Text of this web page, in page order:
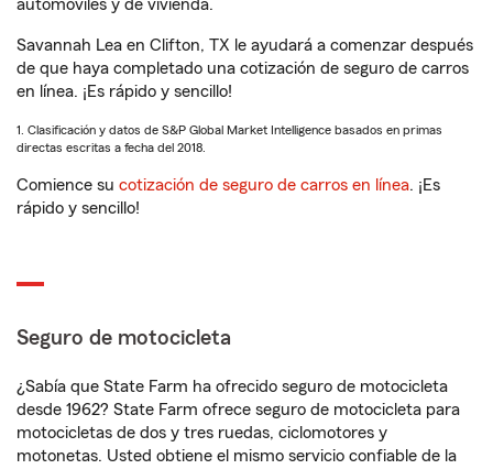
automóviles y de vivienda.
Savannah Lea en Clifton, TX le ayudará a comenzar después
de que haya completado una cotización de seguro de carros
en línea. ¡Es rápido y sencillo!
1. Clasificación y datos de S&P Global Market Intelligence basados en primas
directas escritas a fecha del 2018.
Comience su cotización de seguro de carros en línea. ¡Es
rápido y sencillo!
Seguro de motocicleta
¿Sabía que State Farm ha ofrecido seguro de motocicleta
desde 1962? State Farm ofrece seguro de motocicleta para
motocicletas de dos y tres ruedas, ciclomotores y
motonetas. Usted obtiene el mismo servicio confiable de la